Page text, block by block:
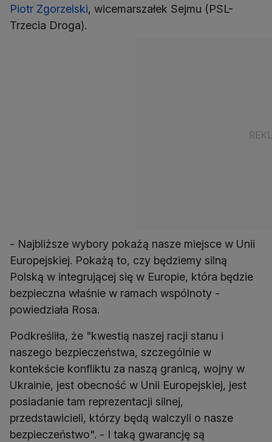
Piotr Zgorzelski, wicemarszałek Sejmu (PSL-
Trzecia Droga).
- Najbliższe wybory pokażą nasze miejsce w Unii
Europejskiej. Pokażą to, czy będziemy silną
Polską w integrującej się w Europie, która będzie
bezpieczna właśnie w ramach wspólnoty -
powiedziała Rosa.
Podkreśliła, że "kwestią naszej racji stanu i
naszego bezpieczeństwa, szczególnie w
kontekście konfliktu za naszą granicą, wojny w
Ukrainie, jest obecność w Unii Europejskiej, jest
posiadanie tam reprezentacji silnej,
przedstawicieli, którzy będą walczyli o nasze
bezpieczeństwo". - I taką gwarancję są